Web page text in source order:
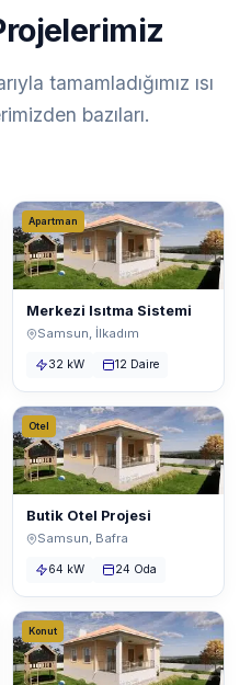
tamamladığımız ısı
bazıları.
Apartman
Merkezi Isıtma Sistemi
Samsun, İlkadım
32 kW 12 Daire
Otel
Butik Otel Projesi
Samsun, Bafra
64 kW 24 Oda
Konut